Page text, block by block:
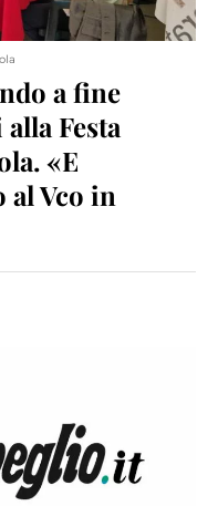
a fine
Festa
«E
al Vco in